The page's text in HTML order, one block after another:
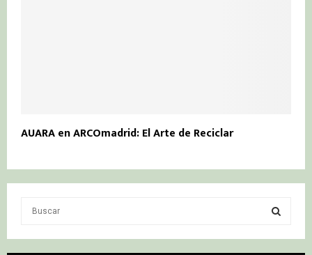
AUARA en ARCOmadrid: El Arte de Reciclar
S